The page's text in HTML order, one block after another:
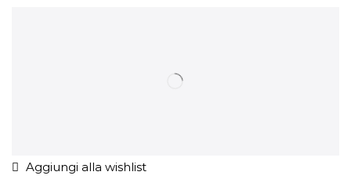
Aggiungi alla wishlist